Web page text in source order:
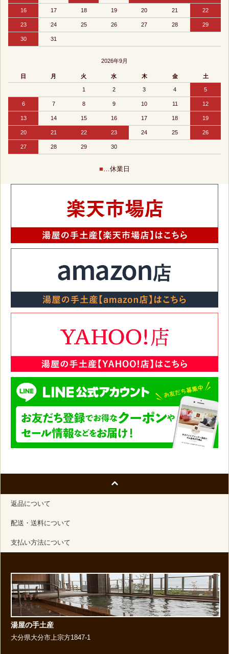
16 17 18 19 20 21 22
23 24 25 26 27 28 29
30 31
2026年9月
日 月 火 水 木 金 土
1 2 3 4 5
6 7 8 9 10 11 12
13 14 15 16 17 18 19
20 21 22 23 24 25 26
27 28 29 30
■…休業日
返品について
配送・送料について
支払い方法について
湯屋の手土産
大分県大分市上宗方1847-1